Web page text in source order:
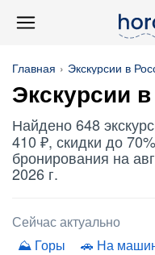
Главная Экскурсии в
Экскурсии
Найдено 648
410 ₽, скидки до
бронирования на
2026 г.
Сейчас актуально
Горы
На